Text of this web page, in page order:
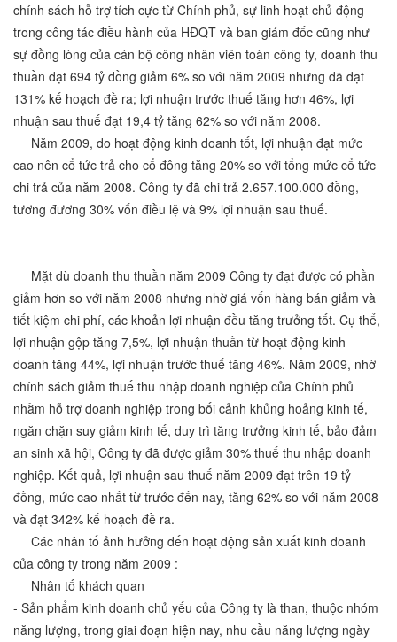
chính sách hỗ trợ tích cực từ Chính phủ, sự linh hoạt chủ động
trong công tác điều hành của HĐQT và ban giám đốc cũng như
sự đồng lòng của cán bộ công nhân viên toàn công ty, doanh thu
thuần đạt 694 tỷ đồng giảm 6% so với năm 2009 nhưng đã đạt
131% kế hoạch đề ra; lợi nhuận trước thuế tăng hơn 46%, lợi
nhuận sau thuế đạt 19,4 tỷ tăng 62% so với năm 2008.
Năm 2009, do hoạt động kinh doanh tốt, lợi nhuận đạt mức
cao nên cổ tức trả cho cổ đông tăng 20% so với tổng mức cổ tức
chi trả của năm 2008. Công ty đã chi trả 2.657.100.000 đồng,
tương đương 30% vốn điều lệ và 9% lợi nhuận sau thuế.
Mặt dù doanh thu thuần năm 2009 Công ty đạt được có phần
giảm hơn so với năm 2008 nhưng nhờ giá vốn hàng bán giảm và
tiết kiệm chi phí, các khoản lợi nhuận đều tăng trưởng tốt. Cụ thể,
lợi nhuận gộp tăng 7,5%, lợi nhuận thuần từ hoạt động kinh
doanh tăng 44%, lợi nhuận trước thuế tăng 46%. Năm 2009, nhờ
chính sách giảm thuế thu nhập doanh nghiệp của Chính phủ
nhằm hỗ trợ doanh nghiệp trong bối cảnh khủng hoảng kinh tế,
ngăn chặn suy giảm kinh tế, duy trì tăng trưởng kinh tế, bảo đảm
an sinh xã hội, Công ty đã được giảm 30% thuế thu nhập doanh
nghiệp. Kết quả, lợi nhuận sau thuế năm 2009 đạt trên 19 tỷ
đồng, mức cao nhất từ trước đến nay, tăng 62% so với năm 2008
và đạt 342% kế hoạch đề ra.
Các nhân tố ảnh hưởng đến hoạt động sản xuất kinh doanh
của công ty trong năm 2009 :
Nhân tố khách quan
- Sản phẩm kinh doanh chủ yếu của Công ty là than, thuộc nhóm
năng lượng, trong giai đoạn hiện nay, nhu cầu năng lượng ngày